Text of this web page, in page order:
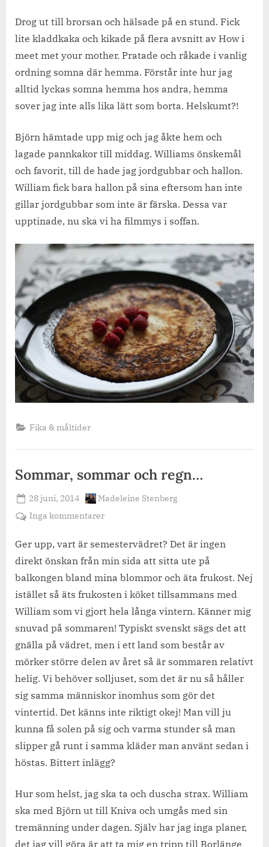
och
hälsa
Drog ut till brorsan och hälsade på en stund. Fick
lite kladdkaka och kikade på flera avsnitt av How i
meet met your mother. Pratade och råkade i vanlig
ordning somna där hemma. Förstår inte hur jag
alltid lyckas somna hemma hos andra, hemma
sover jag inte alls lika lätt som borta. Helskumt?!
Björn hämtade upp mig och jag åkte hem och
lagade pannkakor till middag. Williams önskemål
och favorit, till de hade jag jordgubbar och hallon.
William fick bara hallon på sina eftersom han inte
gillar jordgubbar som inte är färska. Dessa var
upptinade, nu ska vi ha filmmys i soffan.
Fika & måltider
Sommar, sommar och regn…
Posted
on
28 juni, 2014 By
Madeleine Stenberg
Inga kommentarertill
sommar
och
Ger upp, vart är semestervädret? Det är ingen
direkt önskan från min sida att sitta ute på
balkongen bland mina blommor och äta frukost. Nej
istället så äts frukosten i köket tillsammans med
William som vi gjort hela långa vintern. Känner mig
snuvad på sommaren! Typiskt svenskt sägs det att
gnälla på vädret, men i ett land som består av
mörker större delen av året så är sommaren relativt
helig. Vi behöver solljuset, som det är nu så håller
sig samma människor inomhus som gör det
vintertid. Det känns inte riktigt okej! Man vill ju
kunna få solen på sig och varma stunder så man
slipper gå runt i samma kläder man använt sedan i
höstas. Bittert inlägg?
Hur som helst, jag ska ta och duscha strax. William
ska med Björn ut till Kniva och umgås med sin
tremänning under dagen. Själv har jag inga planer,
det jag vill göra är att ta mig en tripp till Borlänge